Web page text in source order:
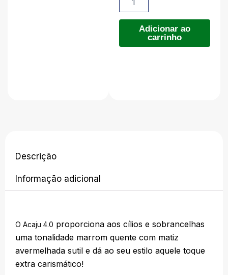
era:
é:
quantidade
Adicionar ao
carrinho
Descrição
Informação adicional
O Acaju 4.0 proporciona aos cílios e sobrancelhas
uma tonalidade marrom quente com matiz
avermelhada sutil e dá ao seu estilo aquele toque
extra carismático!